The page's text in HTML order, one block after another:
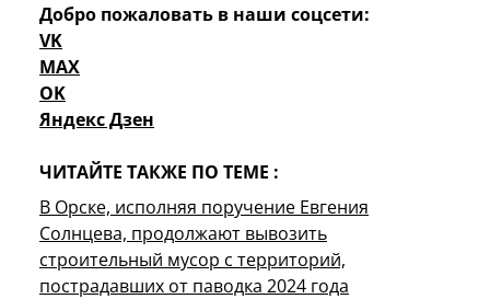
Добро пожаловать в наши соцсети:
VK
MAX
OK
Яндекс Дзен
ЧИТАЙТЕ ТАКЖЕ ПО ТЕМЕ :
В Орске, исполняя поручение Евгения
Солнцева, продолжают вывозить
строительный мусор с территорий,
пострадавших от паводка 2024 года